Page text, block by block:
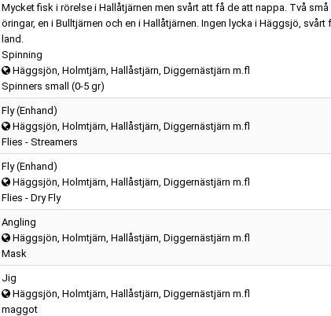
Mycket fisk i rörelse i Hallåtjärnen men svårt att få de att nappa. Två små
öringar, en i Bulltjärnen och en i Hallåtjärnen. Ingen lycka i Häggsjö, svårt
land.
Spinning
Häggsjön, Holmtjärn, Hallåstjärn, Diggernästjärn m.fl
Spinners small (0-5 gr)
Fly (Enhand)
Häggsjön, Holmtjärn, Hallåstjärn, Diggernästjärn m.fl
Flies - Streamers
Fly (Enhand)
Häggsjön, Holmtjärn, Hallåstjärn, Diggernästjärn m.fl
Flies - Dry Fly
Angling
Häggsjön, Holmtjärn, Hallåstjärn, Diggernästjärn m.fl
Mask
Jig
Häggsjön, Holmtjärn, Hallåstjärn, Diggernästjärn m.fl
maggot